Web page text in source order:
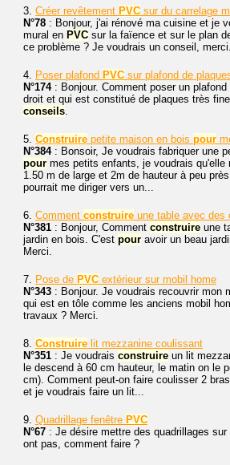
3. Créer revêtement PVC sur du carrelage
N°78 : Bonjour, j'ai rénové ma cuisine et je
mural en PVC sur la faïence et sur le plan
ce problème ? Je voudrais un conseil, merci.
4. Poser plafond PVC sur plafond de
N°174: Bonjour. Comment poser un plafond
droit et qui est constitué de plaques très
conseils.
5. Construire petite maison en bois pour
N°384: Bonsoir, Je voudrais fabriquer une
pour mes petits enfants, je voudrais qu'elle
1.50 m de large et 2m de hauteur à peu
pourrait me diriger vers un...
6. Comment construire une table avec des
N°381 : Bonjour, Comment construire une
jardin en bois. C'est pour avoir un beau
Merci.
7. Pose de PVC extérieur sur mobil home
N°343 : Bonjour. Je voudrais recouvrir mon
qui est en tôle comme les anciens mobil
travaux ? Merci.
8. Construire lit mezzanine coulissant
N°351 : Je voudrais construire un lit
le descend à 60 cm hauteur, le matin on le
cm). Comment peut-on faire coulisser 2
et je voudrais faire un lit...
9. Quadrillage fenêtre PVC
N°67 : Je désire mettre des quadrillages sur
ont pas, comment faire ?